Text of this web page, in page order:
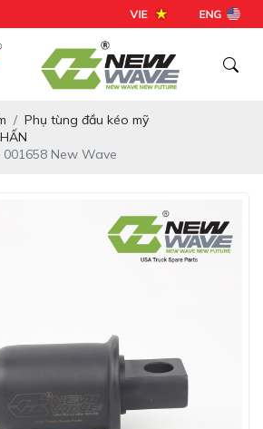
Phụ tùng đầu kéo mỹ
001658 New Wave